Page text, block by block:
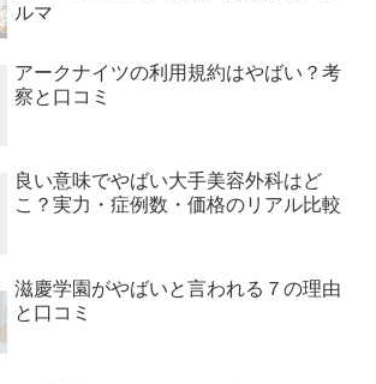
ルマ
アークナイツの利用規約はやばい？考
察と口コミ
良い意味でやばい大手美容外科はど
こ？実力・症例数・価格のリアル比較
滋慶学園がやばいと言われる７の理由
と口コミ